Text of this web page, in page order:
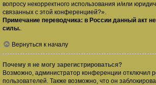
вопросу некорректного использования и/или
связанных с этой конференцией?».
Примечание переводчика: в России данный акт
силы..
Вернуться к началу
Почему я не могу зарегистрироваться?
Возможно, администратор конференции отключил
пользователей. Также возможно, что он